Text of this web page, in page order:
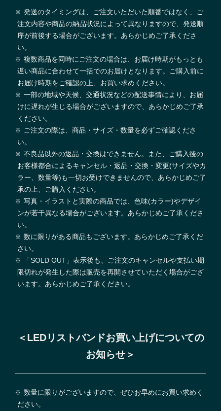
発送のタイミングは、ご注文いただいた順番ではなく、ご
注文内容や商品の納品状況によって異なりますので、発送順
序が前後する場合がございます。あらかじめご了承くださ
い。
複数商品を同時にご注文の場合は、お届け時期がもっとも
遅い商品に合わせて一括でのお届けとなります。ご購入前に
お届け時期をご確認の上、お買い求めください。
一部の地域や天候、交通状況などの配送事情により、お届
けに遅れが生じる場合がございますので、あらかじめご了承
ください。
ご注文の際は、商品・サイズ・数量を必ずご確認くださ
い。
不良品以外の返品・交換はできません。また、ご購入後の
お客様都合によるキャンセル・返品・交換・変更(サイズやカ
ラー、数量等)も一切お受けできませんので、あらかじめご了
承の上、ご購入ください。
写真・イラストと実際の商品では、色味(カラー)やデザイ
ンが若干異なる場合がございます。あらかじめご了承くださ
い。
数に限りがある商品もございます。あらかじめご了承くだ
さい。
「SOLD OUT」表示後も、ご注文のキャンセルや支払い期
限切れが発生した際は販売を再開させていただく場合がござ
います。あらかじめご了承ください。
＜LEDリストバンドお買い上げについての
お知らせ＞
数量に限りがございますので、ぜひお早めにお買い求めく
ださい。